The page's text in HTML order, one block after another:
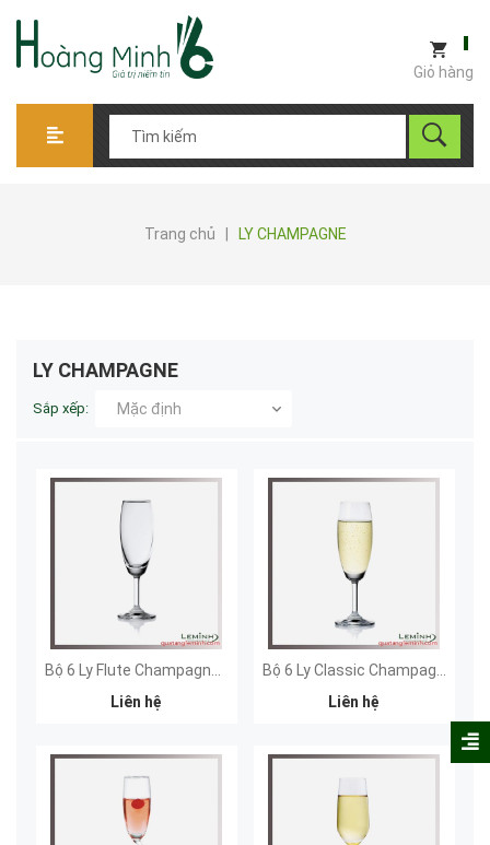
Giỏ hàng
Trang chủ LY CHAMPAGNE
LY CHAMPAGNE
Sắp xếp: Mặc định
Liên hệ
Liên hệ